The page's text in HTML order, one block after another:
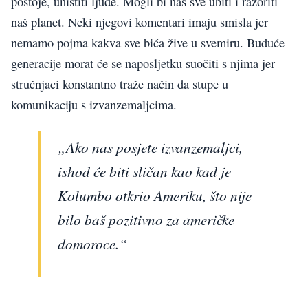
naš planet. Neki njegovi komentari imaju smisla jer
nemamo pojma kakva sve bića žive u svemiru. Buduće
generacije morat će se naposljetku suočiti s njima jer
stručnjaci konstantno traže način da stupe u
komunikaciju s izvanzemaljcima.
„Ako nas posjete izvanzemaljci,
ishod će biti sličan kao kad je
Kolumbo otkrio Ameriku, što nije
bilo baš pozitivno za američke
domoroce.“